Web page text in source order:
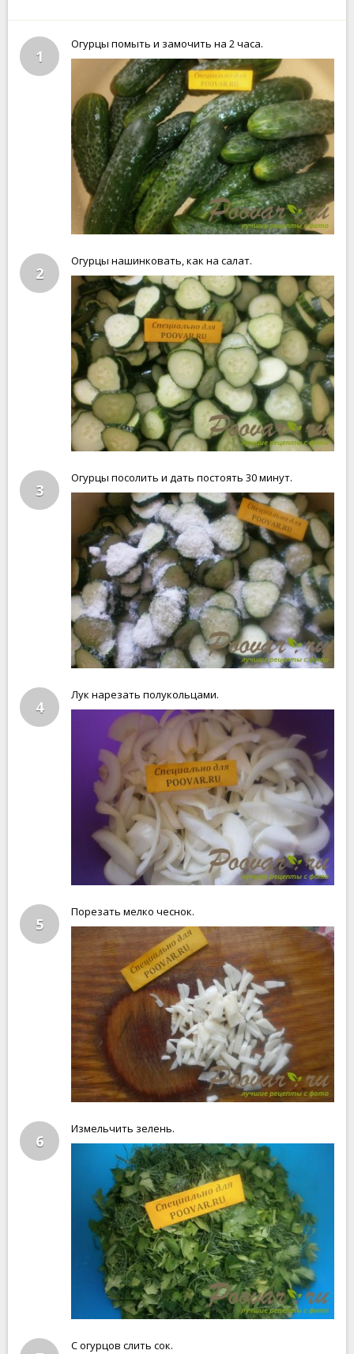
1
Огурцы помыть и замочить на 2 часа.
2
Огурцы нашинковать, как на салат.
3
Огурцы посолить и дать постоять 30 минут.
4
Лук нарезать полукольцами.
5
Порезать мелко чеснок.
6
Измельчить зелень.
С огурцов слить сок.